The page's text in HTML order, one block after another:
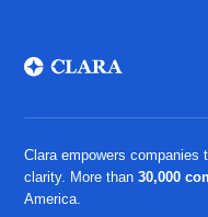
Clara empowers companies
clarity. More than30,000
America.